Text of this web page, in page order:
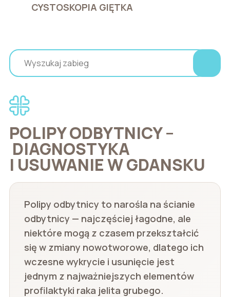
CYSTOSKOPIA GIĘTKA
POLIPY ODBYTNICY –
DIAGNOSTYKA
I USUWANIE W GDANSKU
Polipy odbytnicy to narośla na ścianie
odbytnicy — najczęściej łagodne, ale
niektóre mogą z czasem przekształcić
się w zmiany nowotworowe, dlatego ich
wczesne wykrycie i usunięcie jest
jednym z najważniejszych elementów
profilaktyki raka jelita grubego.